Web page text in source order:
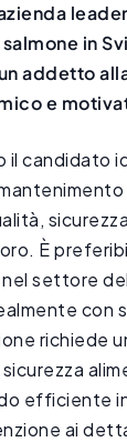
in
addetto
e
il candidato
È
nel settore
con
richiede
efficiente
ai